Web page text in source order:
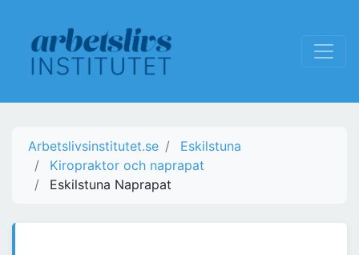
Arbetslivsinstitutet.se
Eskilstuna
Kiropraktor och naprapat
Eskilstuna Naprapat